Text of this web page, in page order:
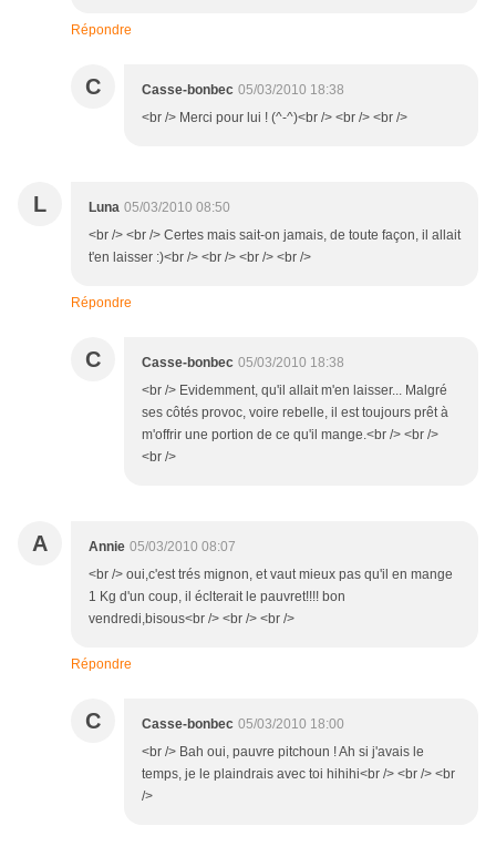
Répondre
C Casse-bonbec 05/03/2010 18:38
<br /> Merci pour lui ! (^-^)<br /> <br /> <br />
L Luna 05/03/2010 08:50
<br /> <br /> Certes mais sait-on jamais, de toute façon, il allait
t'en laisser :)<br /> <br /> <br /> <br />
Répondre
C Casse-bonbec 05/03/2010 18:38
<br /> Evidemment, qu'il allait m'en laisser... Malgré
ses côtés provoc, voire rebelle, il est toujours prêt à
m'offrir une portion de ce qu'il mange.<br /> <br />
<br />
A Annie 05/03/2010 08:07
<br /> oui,c'est trés mignon, et vaut mieux pas qu'il en mange
1 Kg d'un coup, il éclterait le pauvret!!!! bon
vendredi,bisous<br /> <br /> <br />
Répondre
C Casse-bonbec 05/03/2010 18:00
<br /> Bah oui, pauvre pitchoun ! Ah si j'avais le
temps, je le plaindrais avec toi hihihi<br /> <br /> <br
/>